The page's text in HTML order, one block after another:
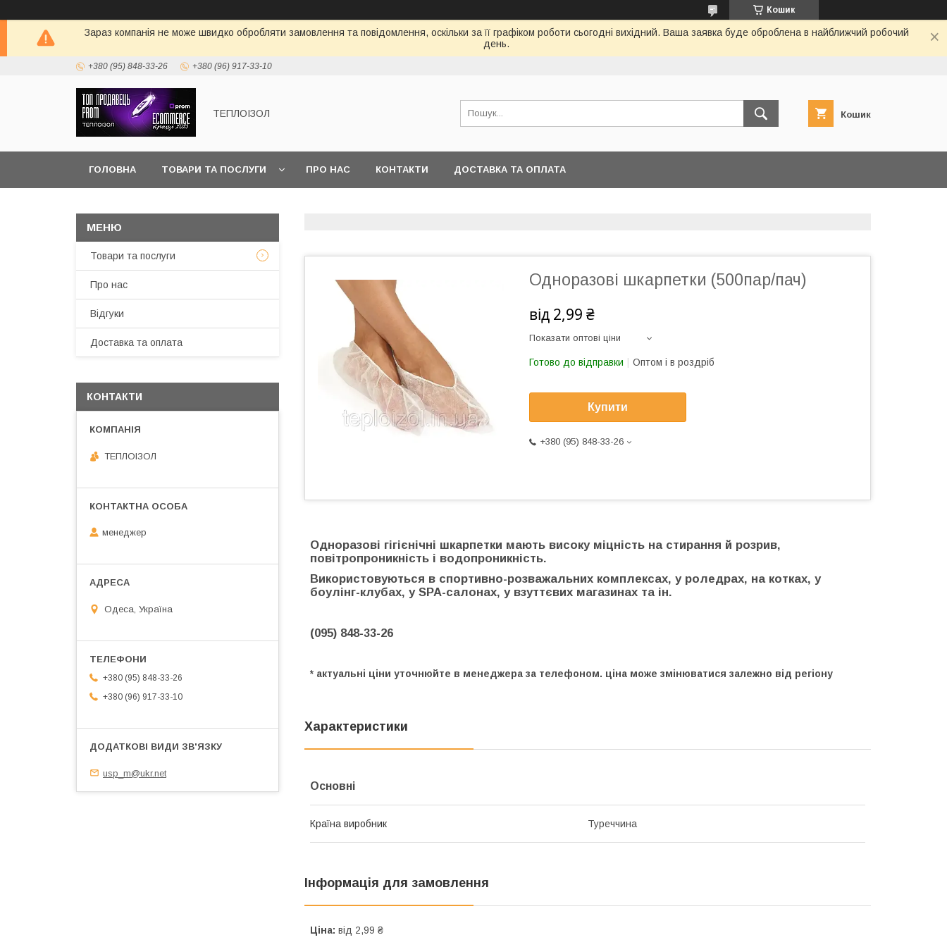
Кошик
Зараз компанія не може швидко обробляти замовлення та повідомлення, оскільки за її графіком роботи сьогодні вихідний. Ваша заявка буде оброблена в найближчий робочий
день.
+380 (95) 848-33-26 +380 (96) 917-33-10
ТЕПЛОIЗОЛ Кошик
ГОЛОВНА ТОВАРИ ТА ПОСЛУГИ ПРО НАС КОНТАКТИ ДОСТАВКА ТА ОПЛАТА
Одноразові шкарпетки (500пар/пач)
від 2,99 ₴
Показати оптові ціни
Готово до відправки Оптом і в роздріб
Купити
+380 (95) 848-33-26
Одноразові гігієнічні шкарпетки мають високу міцність на стирання й розрив,
повітропроникність і водопроникність.
Використовуються в спортивно-розважальних комплексах, у роледрах, на котках, у
боулінг-клубах, у SPA-салонах, у взуттєвих магазинах та ін.
(095) 848-33-26
* актуальні ціни уточнюйте в менеджера за телефоном. ціна може змінюватися залежно від регіону
Характеристики
Основні
Країна виробник Туреччина
Інформація для замовлення
Ціна: від 2,99 ₴
Товари та послуги
Про нас
Вiдгуки
Доставка та оплата
КОНТАКТИ
ТЕПЛОIЗОЛ
менеджер
Одеса, Україна
+380 (95) 848-33-26
+380 (96) 917-33-10
usp_m@ukr.net